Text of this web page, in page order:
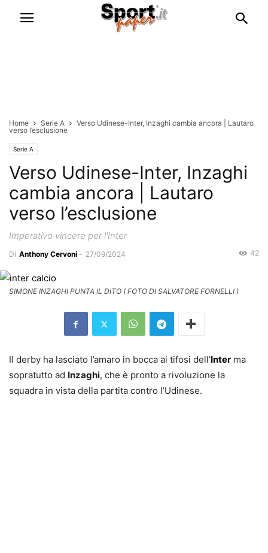
Home Serie A
Verso Udinese-Inter, Inzaghi cambia ancora | Lautaro
verso l’esclusione
Serie A
Verso Udinese-Inter, Inzaghi
cambia ancora | Lautaro
verso l’esclusione
Imperativo vincere per l'Inter
Di Anthony Cervoni - 27/09/2024 42
SIMONE INZAGHI PUNTA IL DITO ( FOTO DI SALVATORE FORNELLI )
Il derby ha lasciato l’amaro in bocca ai tifosi dell’Inter ma
sopratutto ad Inzaghi, che è pronto a rivoluzione la
squadra in vista della partita contro l’Udinese.